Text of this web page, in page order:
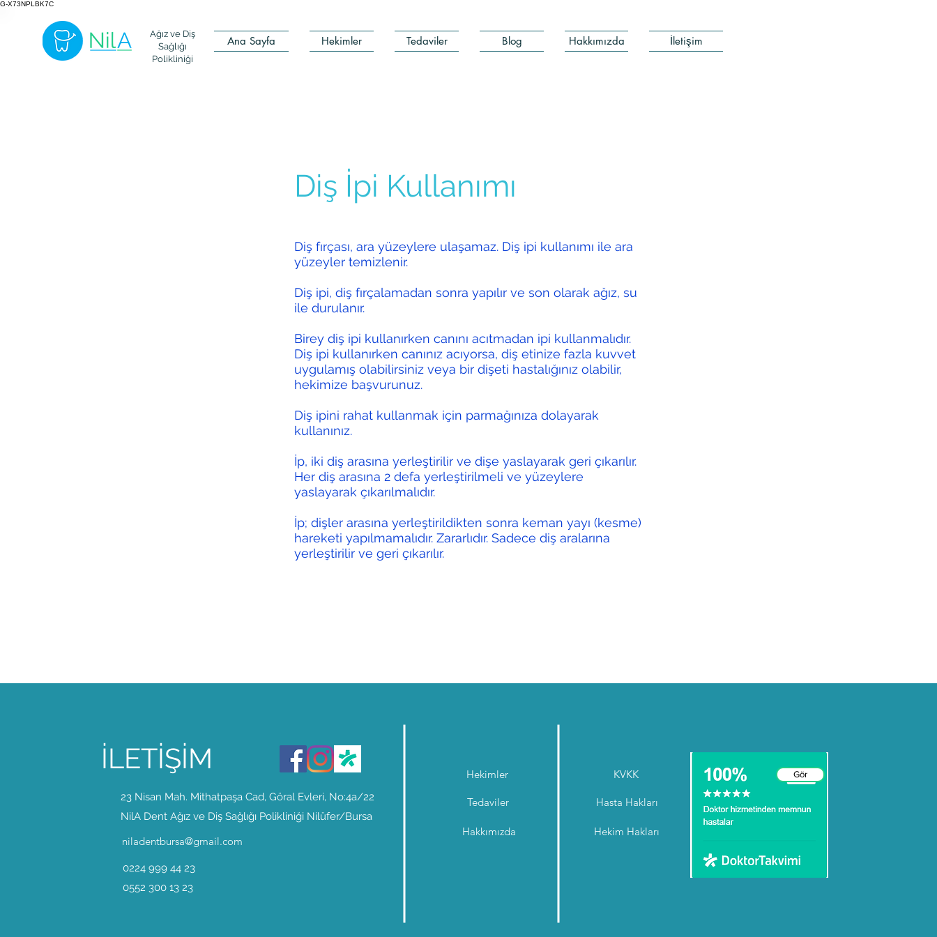
G-X73NPLBK7C
Ağız ve Diş
Sağlığı
Polikliniği
Ana Sayfa Hekimler Tedaviler Blog Hakkımızda İletişim
Diş İpi Kullanımı
Diş fırçası, ara yüzeylere ulaşamaz. Diş ipi kullanımı ile ara
yüzeyler temizlenir.
Diş ipi, diş fırçalamadan sonra yapılır ve son olarak ağız, su
ile durulanır.
Birey diş ipi kullanırken canını acıtmadan ipi kullanmalıdır.
Diş ipi kullanırken canınız acıyorsa, diş etinize fazla kuvvet
uygulamış olabilirsiniz veya bir dişeti hastalığınız olabilir,
hekimize başvurunuz.
Diş ipini rahat kullanmak için parmağınıza dolayarak
kullanınız.
İp, iki diş arasına yerleştirilir ve dişe yaslayarak geri çıkarılır.
Her diş arasına 2 defa yerleştirilmeli ve yüzeylere
yaslayarak çıkarılmalıdır.
İp; dişler arasına yerleştirildikten sonra keman yayı (kesme)
hareketi yapılmamalıdır. Zararlıdır. Sadece diş aralarına
yerleştirilir ve geri çıkarılır.
İLETİŞİM
23 Nisan Mah. Mithatpaşa Cad, Göral Evleri, No:4a/22
NilA Dent Ağız ve Diş Sağlığı Polikliniği Nilüfer/Bursa
KVKK
Hasta Hakları
Hekimler
Tedaviler
Hakkımızda Hekim Hakları
niladentbursa@gmail.com
0224 999 44 23
0552 300 13 23
Gör